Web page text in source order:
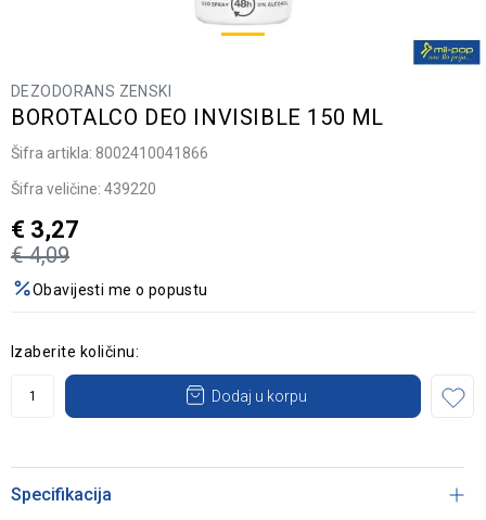
DEZODORANS ZENSKI
BOROTALCO DEO INVISIBLE 150 ML
Šifra artikla: 8002410041866
Šifra veličine: 439220
€ 4,09
€ 3,27
Obavijesti me o popustu
Izaberite količinu:
Dodaj u korpu
Specifikacija